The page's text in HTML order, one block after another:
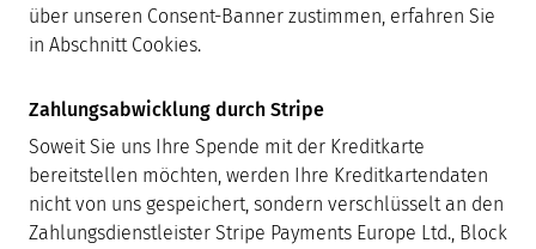
über unseren Consent-Banner zustimmen, erfahren Sie
in Abschnitt Cookies.
Zahlungsabwicklung durch Stripe
Soweit Sie uns Ihre Spende mit der Kreditkarte
bereitstellen möchten, werden Ihre Kreditkartendaten
nicht von uns gespeichert, sondern verschlüsselt an den
Zahlungsdienstleister Stripe Payments Europe Ltd., Block